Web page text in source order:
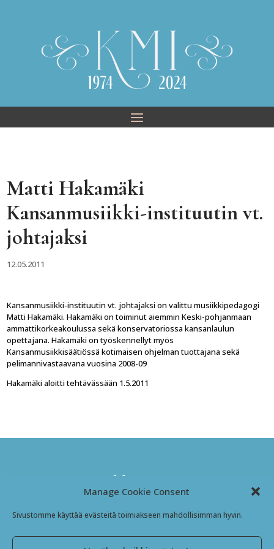
Manage Cookie Consent
Sivustomme käyttää evästeitä toimiakseen mahdollisimman hyvin.
Matti Hakamäki
Kansanmusiikki-instituutin vt.
johtajaksi
12.05.2011
Kansanmusiikki-instituutin vt. johtajaksi on valittu musiikkipedagogi
Matti Hakamäki. Hakamäki on toiminut aiemmin Keski-pohjanmaan
ammattikorkeakoulussa sekä konservatoriossa kansanlaulun
opettajana. Hakamäki on työskennellyt myös
Kansanmusiikkisäätiössä kotimaisen ohjelman tuottajana sekä
pelimannivastaavana vuosina 2008-09
Hakamäki aloitti tehtävässään 1.5.2011
Kansanmusiikki-instituutti
69600 Kaustinen
Finland